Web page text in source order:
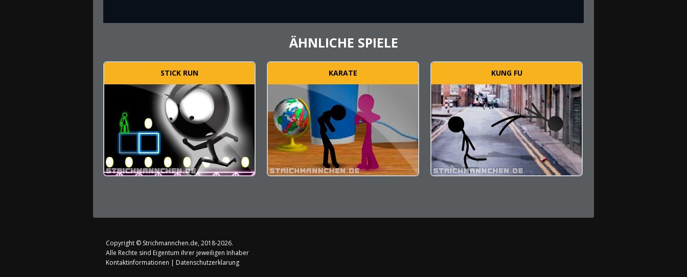
ÄHNLICHE SPIELE
STICK RUN KARATE KUNG FU
Copyright © Strichmannchen.de, 2018-2026.
Alle Rechte sind Eigentum ihrer jeweiligen Inhaber
Kontaktinformationen | Datenschutzerklarung